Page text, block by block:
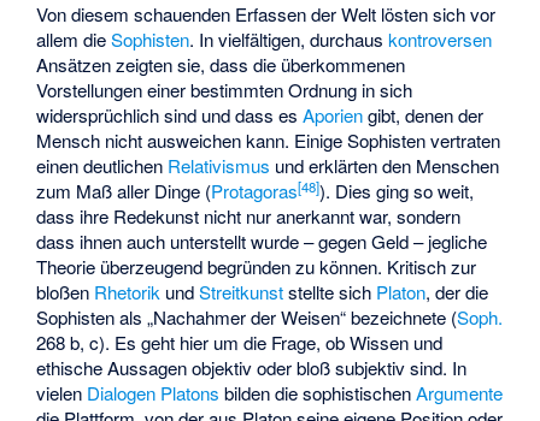
Von diesem schauenden Erfassen der Welt lösten sich vor
allem dieSophisten. In vielfältigen, durchauskontroversen
Ansätzen zeigten sie, dass die überkommenen
Vorstellungen einer bestimmten Ordnung in sich
widersprüchlich sind und dass esAporiengibt, denen der
Mensch nicht ausweichen kann. Einige Sophisten vertraten
einen deutlichen Relativismus und erklärten den Menschen
zum Maß aller Dinge (Protagoras[48]). Dies ging so weit,
dass ihre Redekunst nicht nur anerkannt war, sondern
dass ihnen auch unterstellt wurde – gegen Geld – jegliche
Theorie überzeugend begründen zu können. Kritisch zur
bloßen Rhetorik undStreitkunststellte sich Platon, der die
Sophisten als „Nachahmer der Weisen“ bezeichnete (Soph.
268 b, c). Es geht hier um die Frage, ob Wissen und
ethische Aussagen objektiv oder bloß subjektiv sind. In
vielen Dialogen Platons bilden die sophistischenArgumente